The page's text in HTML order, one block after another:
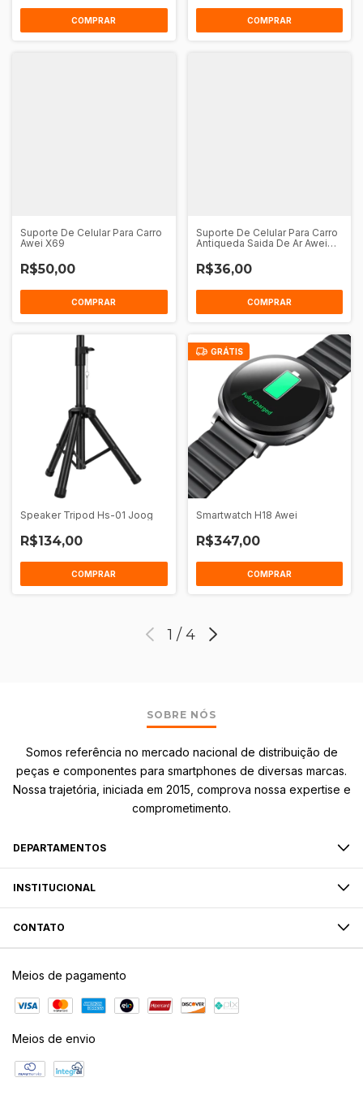
COMPRAR COMPRAR
Suporte De Celular Para Carro
Awei X69
R$50,00
COMPRAR
Suporte De Celular Para Carro
Antiqueda Saida De Ar Awei
R$36,00
COMPRAR
Speaker Tripod Hs-01 Joog
R$134,00
COMPRAR
GRÁTIS
Smartwatch H18 Awei
R$347,00
COMPRAR
1 / 4
SOBRE NÓS
Somos referência no mercado nacional de distribuição de
peças e componentes para smartphones de diversas marcas.
Nossa trajetória, iniciada em 2015, comprova nossa expertise e
comprometimento.
DEPARTAMENTOS
INSTITUCIONAL
CONTATO
Meios de pagamento
Meios de envio